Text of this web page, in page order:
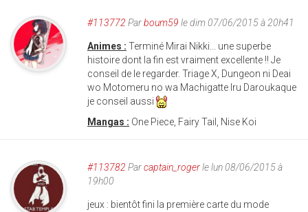
#113772 Parboum59 le dim 07/06/2015 à 20h41
Animes : Terminé Mirai Nikki... une superbe
histoire dont la fin est vraiment excellente !! Je
conseil de le regarder. Triage X, Dungeon ni Deai
wo Motomeru no wa Machigatte Iru Daroukaque
je conseil aussi
Mangas : One Piece, Fairy Tail, Nise Koi
#113782 Parcaptain_rogerle lun 08/06/2015 à
19h00
jeux : bientôt fini la première carte du mode